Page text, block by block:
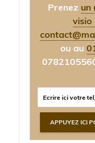
Prenez un
visio
ou au